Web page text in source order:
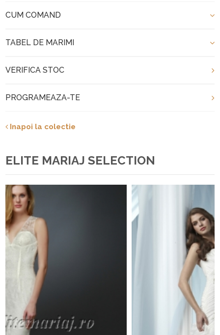
CUM COMAND
TABEL DE MARIMI
VERIFICA STOC
PROGRAMEAZA-TE
Inapoi la colectie
ELITE MARIAJ SELECTION